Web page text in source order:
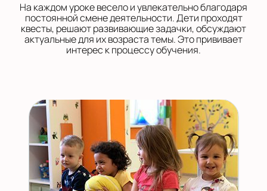
На каждом уроке весело и увлекательно благодаря
постоянной смене деятельности. Дети проходят
квесты, решают развивающие задачки, обсуждают
актуальные для их возраста темы. Это прививает
интерес к процессу обучения.